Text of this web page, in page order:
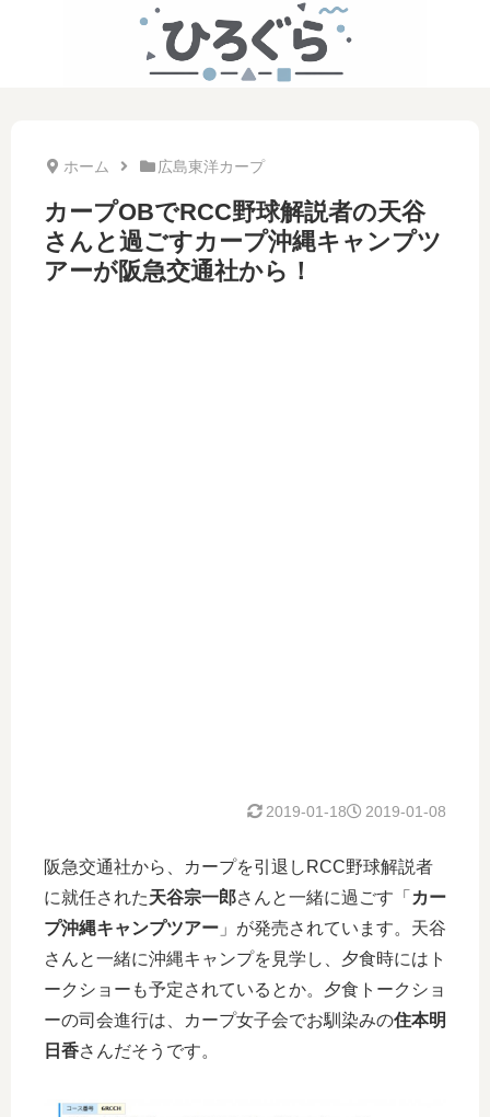
ホーム 広島東洋カープ
カープOBでRCC野球解説者の天谷
さんと過ごすカープ沖縄キャンプツ
アーが阪急交通社から！
2019-01-08
2019-01-18
阪急交通社から、カープを引退しRCC野球解説者
に就任された天谷宗一郎さんと一緒に過ごす「 カー
プ沖縄キャンプツアー 」が発売されています。天谷
さんと一緒に沖縄キャンプを見学し、夕食時にはト
ークショーも予定されているとか。夕食トークショ
ーの司会進行は、カープ女子会でお馴染みの住本明
日香さんだそうです。